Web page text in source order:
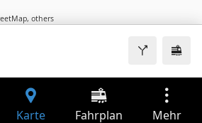
, others
Karte Fahrplan Mehr